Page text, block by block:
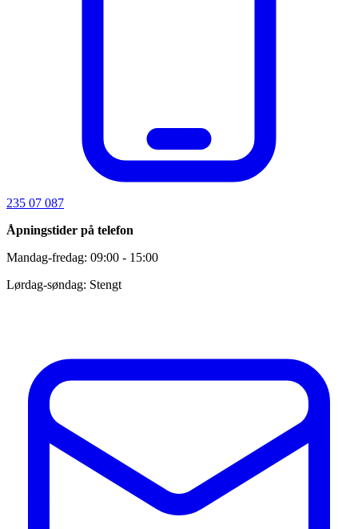
235 07 087
Åpningstider på telefon
Mandag-fredag: 09:00 - 15:00
Lørdag-søndag: Stengt